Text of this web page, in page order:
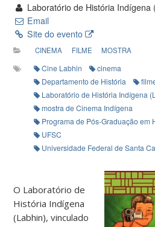
Laboratório de História Indígena
Email
Site do evento
CINEMA FILME MOSTRA
Cine Labhin
cinema
Departamento de História
Laboratório de História Indígena
mostra de Cinema Indígena
Programa de Pós-Graduação em
UFSC
Universidade Federal de Santa
O Laboratório de
História Indígena
(Labhin), vinculado